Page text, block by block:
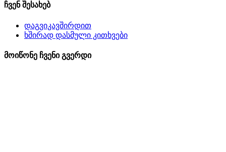
ჩვენ შესახებ
დაგვიკავშირდით
ხშირად დასმული კითხვები
მოიწონე ჩვენი გვერდი